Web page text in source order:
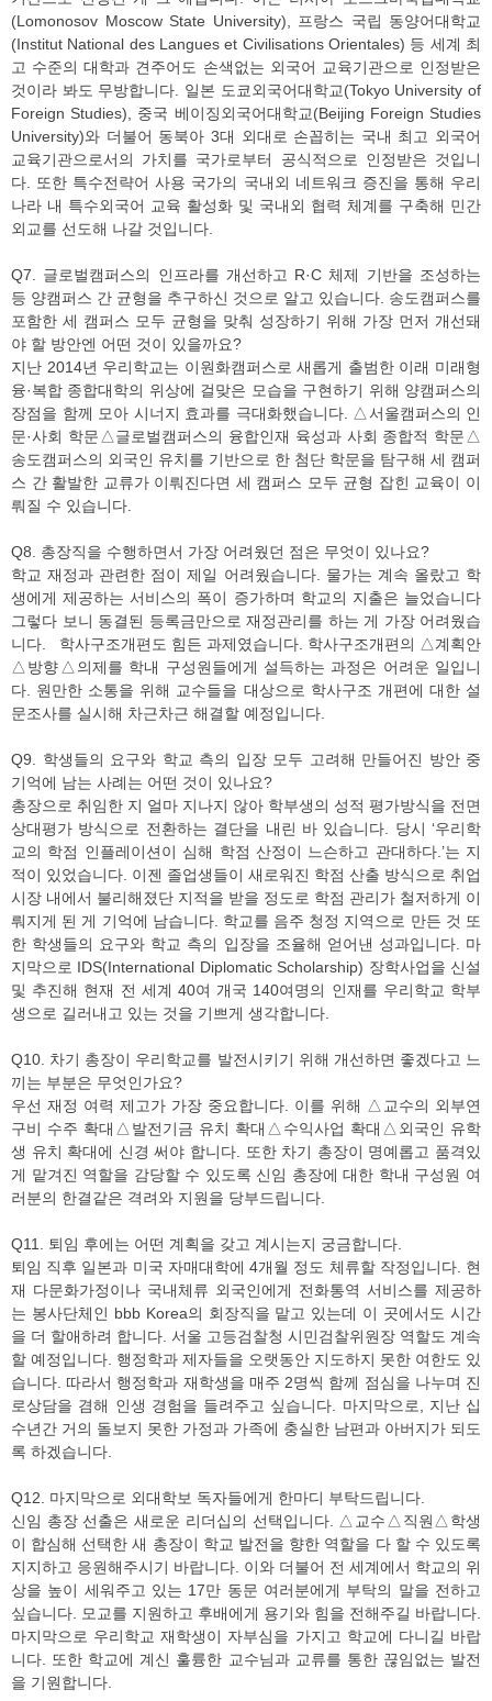
(Lomonosov Moscow State University), 프랑스 국립 동양어대학교
(Institut National des Langues et Civilisations Orientales) 등 세계 최
고 수준의 대학과 견주어도 손색없는 외국어 교육기관으로 인정받은
것이라 봐도 무방합니다. 일본 도쿄외국어대학교(Tokyo University of
Foreign Studies), 중국 베이징외국어대학교(Beijing Foreign Studies
University)와 더불어 동북아 3대 외대로 손꼽히는 국내 최고 외국어
교육기관으로서의 가치를 국가로부터 공식적으로 인정받은 것입니
다. 또한 특수전략어 사용 국가의 국내외 네트워크 증진을 통해 우리
나라 내 특수외국어 교육 활성화 및 국내외 협력 체계를 구축해 민간
외교를 선도해 나갈 것입니다.
Q7. 글로벌캠퍼스의 인프라를 개선하고 R·C 체제 기반을 조성하는
등 양캠퍼스 간 균형을 추구하신 것으로 알고 있습니다. 송도캠퍼스를
포함한 세 캠퍼스 모두 균형을 맞춰 성장하기 위해 가장 먼저 개선돼
야 할 방안엔 어떤 것이 있을까요?
지난 2014년 우리학교는 이원화캠퍼스로 새롭게 출범한 이래 미래형
융·복합 종합대학의 위상에 걸맞은 모습을 구현하기 위해 양캠퍼스의
장점을 함께 모아 시너지 효과를 극대화했습니다. △서울캠퍼스의 인
문·사회 학문△글로벌캠퍼스의 융합인재 육성과 사회 종합적 학문△
송도캠퍼스의 외국인 유치를 기반으로 한 첨단 학문을 탐구해 세 캠퍼
스 간 활발한 교류가 이뤄진다면 세 캠퍼스 모두 균형 잡힌 교육이 이
뤄질 수 있습니다.
Q8. 총장직을 수행하면서 가장 어려웠던 점은 무엇이 있나요?
학교 재정과 관련한 점이 제일 어려웠습니다. 물가는 계속 올랐고 학
생에게 제공하는 서비스의 폭이 증가하며 학교의 지출은 늘었습니다
그렇다 보니 동결된 등록금만으로 재정관리를 하는 게 가장 어려웠습
니다. 학사구조개편도 힘든 과제였습니다. 학사구조개편의 △계획안
△방향△의제를 학내 구성원들에게 설득하는 과정은 어려운 일입니
다. 원만한 소통을 위해 교수들을 대상으로 학사구조 개편에 대한 설
문조사를 실시해 차근차근 해결할 예정입니다.
Q9. 학생들의 요구와 학교 측의 입장 모두 고려해 만들어진 방안 중
기억에 남는 사례는 어떤 것이 있나요?
총장으로 취임한 지 얼마 지나지 않아 학부생의 성적 평가방식을 전면
상대평가 방식으로 전환하는 결단을 내린 바 있습니다. 당시 ‘우리학
교의 학점 인플레이션이 심해 학점 산정이 느슨하고 관대하다.’는 지
적이 있었습니다. 이젠 졸업생들이 새로워진 학점 산출 방식으로 취업
시장 내에서 불리해졌단 지적을 받을 정도로 학점 관리가 철저하게 이
뤄지게 된 게 기억에 남습니다. 학교를 음주 청정 지역으로 만든 것 또
한 학생들의 요구와 학교 측의 입장을 조율해 얻어낸 성과입니다. 마
지막으로 IDS(International Diplomatic Scholarship) 장학사업을 신설
및 추진해 현재 전 세계 40여 개국 140여명의 인재를 우리학교 학부
생으로 길러내고 있는 것을 기쁘게 생각합니다.
Q10. 차기 총장이 우리학교를 발전시키기 위해 개선하면 좋겠다고 느
끼는 부분은 무엇인가요?
우선 재정 여력 제고가 가장 중요합니다. 이를 위해 △교수의 외부연
구비 수주 확대△발전기금 유치 확대△수익사업 확대△외국인 유학
생 유치 확대에 신경 써야 합니다. 또한 차기 총장이 명예롭고 품격있
게 맡겨진 역할을 감당할 수 있도록 신임 총장에 대한 학내 구성원 여
러분의 한결같은 격려와 지원을 당부드립니다.
Q11. 퇴임 후에는 어떤 계획을 갖고 계시는지 궁금합니다.
퇴임 직후 일본과 미국 자매대학에 4개월 정도 체류할 작정입니다. 현
재 다문화가정이나 국내체류 외국인에게 전화통역 서비스를 제공하
는 봉사단체인 bbb Korea의 회장직을 맡고 있는데 이 곳에서도 시간
을 더 할애하려 합니다. 서울 고등검찰청 시민검찰위원장 역할도 계속
할 예정입니다. 행정학과 제자들을 오랫동안 지도하지 못한 여한도 있
습니다. 따라서 행정학과 재학생을 매주 2명씩 함께 점심을 나누며 진
로상담을 겸해 인생 경험을 들려주고 싶습니다. 마지막으로, 지난 십
수년간 거의 돌보지 못한 가정과 가족에 충실한 남편과 아버지가 되도
록 하겠습니다.
Q12. 마지막으로 외대학보 독자들에게 한마디 부탁드립니다.
신임 총장 선출은 새로운 리더십의 선택입니다. △교수△직원△학생
이 합심해 선택한 새 총장이 학교 발전을 향한 역할을 다 할 수 있도록
지지하고 응원해주시기 바랍니다. 이와 더불어 전 세계에서 학교의 위
상을 높이 세워주고 있는 17만 동문 여러분에게 부탁의 말을 전하고
싶습니다. 모교를 지원하고 후배에게 용기와 힘을 전해주길 바랍니다.
마지막으로 우리학교 재학생이 자부심을 가지고 학교에 다니길 바랍
니다. 또한 학교에 계신 훌륭한 교수님과 교류를 통한 끊임없는 발전
을 기원합니다.